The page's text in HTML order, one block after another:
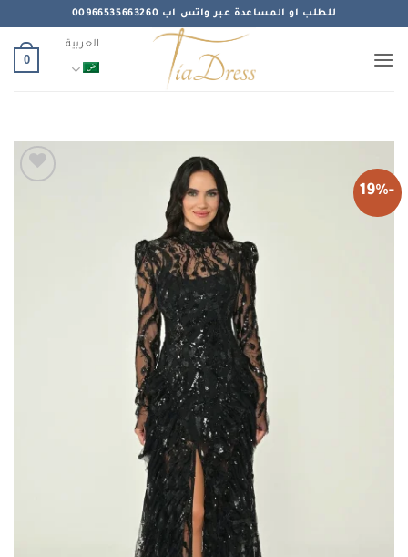
للطلب او المساعدة عبر واتس اب 00966535663260
العربية
0
-19%